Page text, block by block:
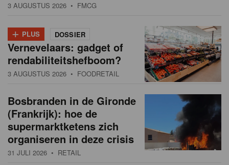
3 AUGUSTUS 2026 • FMCG
+ PLUS DOSSIER
Vernevelaars: gadget of
rendabiliteitshefboom?
3 AUGUSTUS 2026 • FOODRETAIL
Bosbranden in de Gironde
(Frankrijk): hoe de
supermarktketens zich
organiseren in deze crisis
31 JULI 2026 • RETAIL